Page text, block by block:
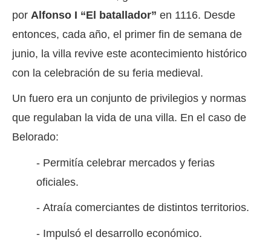
por Alfonso I “El batallador” en 1116. Desde
entonces, cada año, el primer fin de semana de
junio, la villa revive este acontecimiento histórico
con la celebración de su feria medieval.
Un fuero era un conjunto de privilegios y normas
que regulaban la vida de una villa. En el caso de
Belorado:
- Permitía celebrar mercados y ferias
oficiales.
- Atraía comerciantes de distintos territorios.
- Impulsó el desarrollo económico.